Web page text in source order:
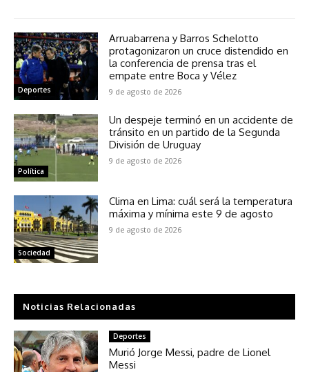
Deportes
Arruabarrena y Barros Schelotto
protagonizaron un cruce distendido en
la conferencia de prensa tras el
empate entre Boca y Vélez
9 de agosto de 2026
Política
Un despeje terminó en un accidente de
tránsito en un partido de la Segunda
División de Uruguay
9 de agosto de 2026
Sociedad
Clima en Lima: cuál será la temperatura
máxima y mínima este 9 de agosto
9 de agosto de 2026
Noticias Relacionadas
Deportes
Murió Jorge Messi, padre de Lionel
Messi